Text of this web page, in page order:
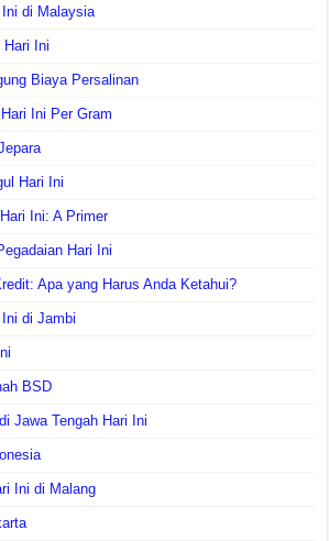
di Malaysia
Hari Ini
Biaya Persalinan
Ini Per Gram
Hari Ini
Ini: A Primer
Hari Ini
Apa yang Harus Anda Ketahui?
di Jambi
BSD
Jawa Tengah Hari Ini
Ini di Malang